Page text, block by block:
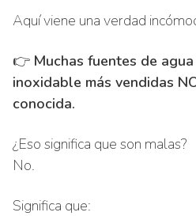
Aquí viene una verdad
👉 Muchas fuentes de
inoxidable más vendidas
conocida.
¿Eso significa que son malas?
No.
Significa que: